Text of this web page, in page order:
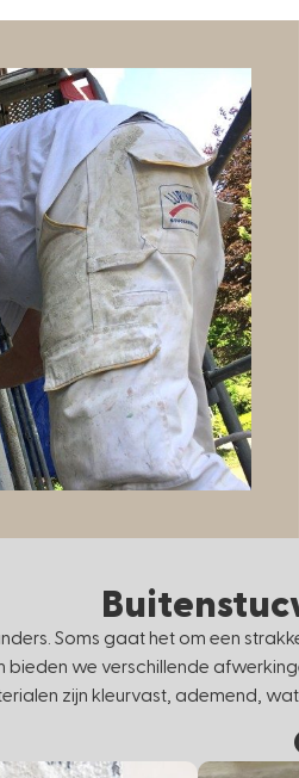
Soms gaat het om een
bieden we verschillende
zijn kleurvast, ademend,